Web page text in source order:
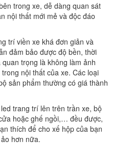
trong xe, dễ dàng quan sát
nội thất mới mẻ và độc đáo
trí viền xe khá đơn giản và
đảm bảo được độ bền, thời
trọng là không làm ảnh
nội thất của xe. Các loại
sản phẩm thường có giá thành
trang trí lên trên trần xe, bộ
hoặc ghế ngồi,… đều được,
thích để cho xế hộp của bạn
hơn nữa.